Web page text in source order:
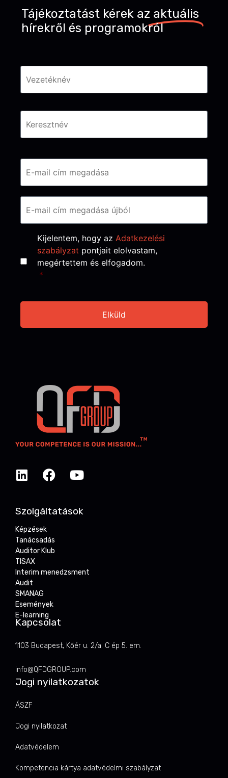
Tájékoztatást kérek az aktuális
hírekről és programokról
Név *
Email *
Consent *
Kijelentem, hogy az Adatkezelési
szabályzat pontjait elolvastam,
megértettem és elfogadom.
*
Szolgáltatások
Képzések
Tanácsadás
Auditor Klub
TISAX
Interim menedzsment
Audit
SMANAG
Események
E-learning
Kapcsolat
1103 Budapest, Kőér u. 2/a. C ép 5. em.
info@QFDGROUP.com
Jogi nyilatkozatok
ÁSZF
Jogi nyilatkozat
Adatvédelem
Kompetencia kártya adatvédelmi szabályzat